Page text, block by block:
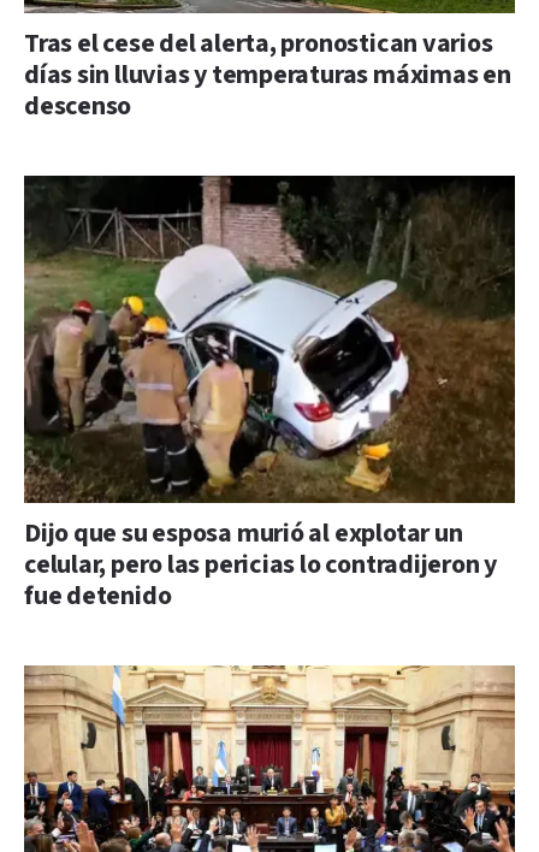
Tras el cese del alerta, pronostican varios
días sin lluvias y temperaturas máximas en
descenso
Dijo que su esposa murió al explotar un
celular, pero las pericias lo contradijeron y
fue detenido